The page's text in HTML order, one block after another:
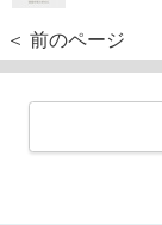
＜ 前のページ